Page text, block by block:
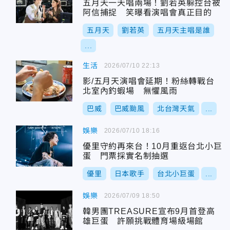
五月天一天唱兩場！劉若英躲控台被
阿信捕捉 笑曝看演唱會真正目的
五月天 劉若英 五月天主唱是誰
生活
影/五月天演唱會延期！粉絲轉戰台
北室內釣蝦場 無懼風雨
巴威 巴威颱風 北台灣天氣
2026/07/10 22:13
娛樂
優里守約再來台！10月重返台北小巨
蛋 門票採實名制抽選
優里 日本歌手 台北小巨蛋
2026/07/10 18:16
娛樂
韓男團TREASURE宣布9月首登高
雄巨蛋 許願挑戰體育場級場館
2026/07/09 18:50